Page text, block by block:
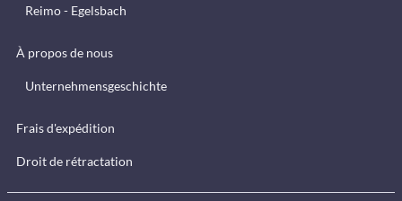
Reimo - Egelsbach
À propos de nous
Unternehmensgeschichte
Frais d'expédition
Droit de rétractation